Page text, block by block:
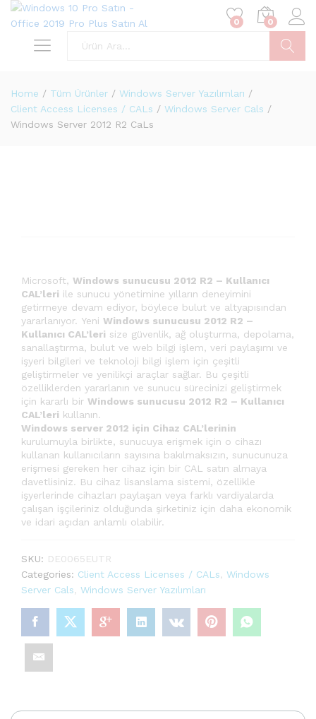
0 0
Home / Tüm Ürünler / Windows Server Yazılımları /
Client Access Licenses / CALs / Windows Server Cals /
Windows Server 2012 R2 CaLs
Microsoft, Windows sunucusu 2012 R2 – Kullanıcı
CAL’leri ile sunucu yönetimine yılların deneyimini
getirmeye devam ediyor, böylece bulut ve altyapısından
yararlanıyor. Yeni Windows sunucusu 2012 R2 –
Kullanıcı CAL’leri size güvenlik, ağ oluşturma, depolama,
sanallaştırma, bulut ve web bilgi işlem, veri paylaşımı ve
işyeri bilgileri ve teknoloji bilgi işlem için çeşitli
geliştirmeler ve yenilikçi araçlar sağlar. Bu çeşitli
özelliklerden yararlanın ve sunucu sürecinizi geliştirmek
için kararlı bir Windows sunucusu 2012 R2 – Kullanıcı
CAL’leri kullanın.
Windows server 2012 için Cihaz CAL’lerinin
kurulumuyla birlikte, sunucuya erişmek için o cihazı
kullanan kullanıcıların sayısına bakılmaksızın, sunucunuza
erişmesi gereken her cihaz için bir CAL satın almaya
davetlisiniz. Bu cihaz lisanslama sistemi, özellikle
işyerlerinde cihazları paylaşan veya farklı vardiyalarda
çalışan işçileriniz olduğunda şirketiniz için daha ekonomik
ve idari açıdan anlamlı olabilir.
SKU: DE0065EUTR
Categories: Client Access Licenses / CALs
Windows
Server Cals
Windows Server Yazılımları